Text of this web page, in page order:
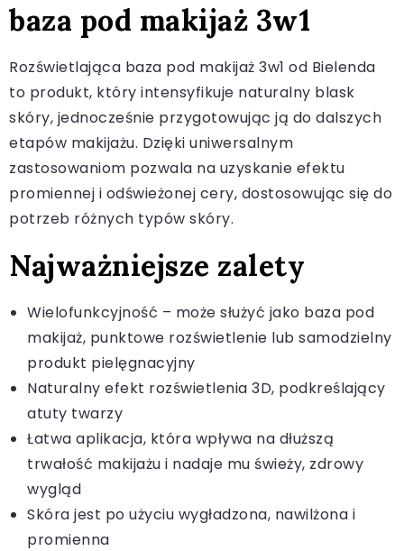
baza pod makijaż 3w1
Rozświetlająca baza pod makijaż 3w1 od Bielenda
to produkt, który intensyfikuje naturalny blask
skóry, jednocześnie przygotowując ją do dalszych
etapów makijażu. Dzięki uniwersalnym
zastosowaniom pozwala na uzyskanie efektu
promiennej i odświeżonej cery, dostosowując się do
potrzeb różnych typów skóry.
Najważniejsze zalety
Wielofunkcyjność – może służyć jako baza pod
makijaż, punktowe rozświetlenie lub samodzielny
produkt pielęgnacyjny
Naturalny efekt rozświetlenia 3D, podkreślający
atuty twarzy
Łatwa aplikacja, która wpływa na dłuższą
trwałość makijażu i nadaje mu świeży, zdrowy
wygląd
Skóra jest po użyciu wygładzona, nawilżona i
promienna